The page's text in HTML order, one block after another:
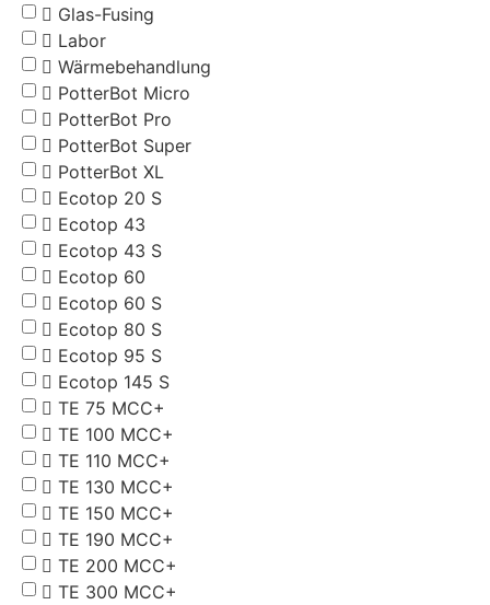
Glas-Fusing
Labor
Wärmebehandlung
PotterBot Micro
PotterBot Pro
PotterBot Super
PotterBot XL
Ecotop 20 S
Ecotop 43
Ecotop 43 S
Ecotop 60
Ecotop 60 S
Ecotop 80 S
Ecotop 95 S
Ecotop 145 S
TE 75 MCC+
TE 100 MCC+
TE 110 MCC+
TE 130 MCC+
TE 150 MCC+
TE 190 MCC+
TE 200 MCC+
TE 300 MCC+